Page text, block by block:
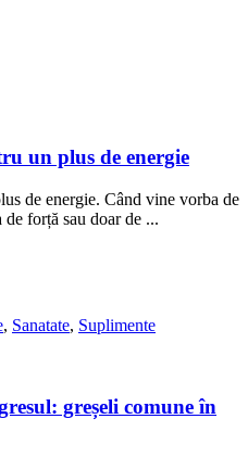
un plus de energie
de energie. Când vine vorba de
forță sau doar de ...
, Sanatate, Suplimente
greșeli comune în